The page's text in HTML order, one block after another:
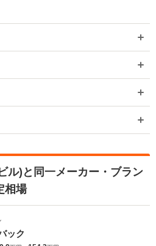
ル)と同一メーカー・ブラン
相場
ック